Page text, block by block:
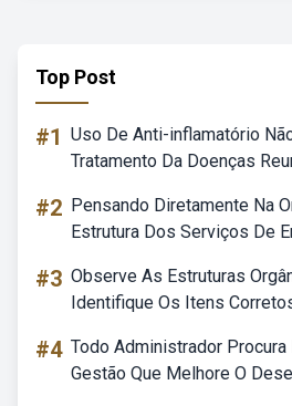
Top Post
#1 Uso De Anti-inflamatório
Tratamento Da Doenças
#2 Pensando Diretamente Na
Estrutura Dos Serviços De
#3 Observe As Estruturas
Identifique Os Itens
#4 Todo Administrador
Gestão Que Melhore O